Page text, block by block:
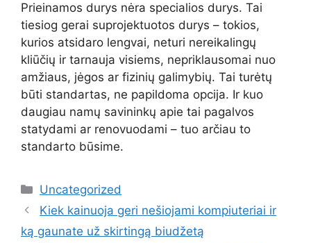
Prieinamos durys nėra specialios durys. Tai
tiesiog gerai suprojektuotos durys – tokios,
kurios atsidaro lengvai, neturi nereikalingų
kliūčių ir tarnauja visiems, nepriklausomai nuo
amžiaus, jėgos ar fizinių galimybių. Tai turėtų
būti standartas, ne papildoma opcija. Ir kuo
daugiau namų savininkų apie tai pagalvos
statydami ar renovuodami – tuo arčiau to
standarto būsime.
Kategorijos
Uncategorized
Kiek kainuoja geri nešiojami kompiuteriai ir
ką gaunate už skirtingą biudžetą